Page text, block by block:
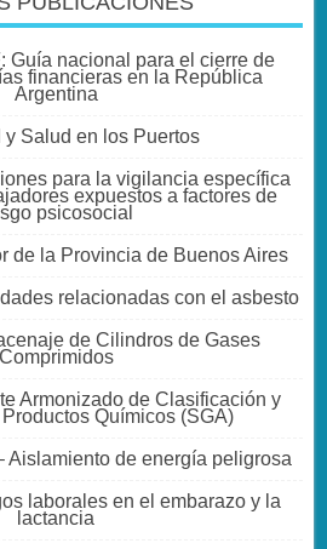
Guía nacional para el cierre de
financieras en la República
Argentina
y Salud en los Puertos
para la vigilancia específica
expuestos a factores de
psicosocial
de la Provincia de Buenos Aires
relacionadas con el asbesto
de Cilindros de Gases
Comprimidos
Armonizado de Clasificación y
Químicos (SGA)
Aislamiento de energía peligrosa
laborales en el embarazo y la
lactancia